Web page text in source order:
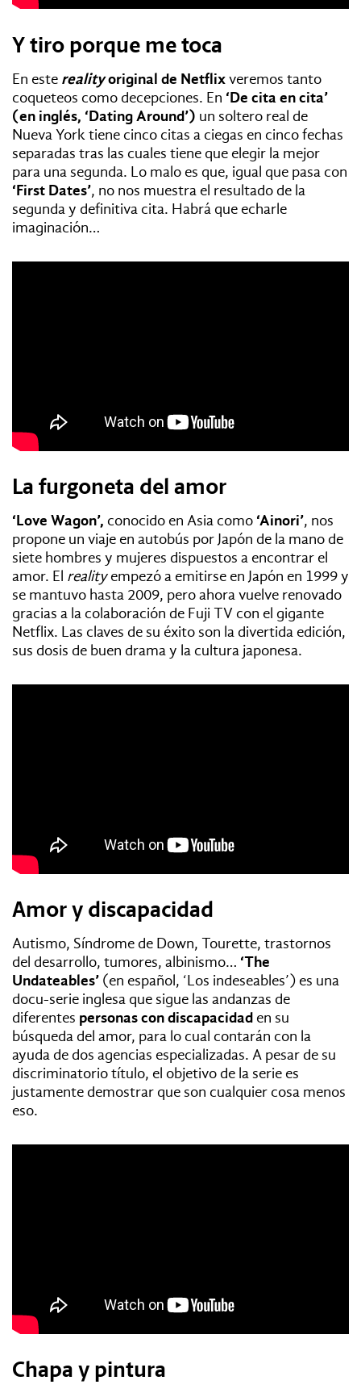
Y tiro porque me toca
En este realityoriginal de Netflixveremos tanto
coqueteos como decepciones. En ‘De cita en cita’
(en inglés, ‘Dating Around’) un soltero real de
Nueva York tiene cinco citas a ciegas en cinco fechas
separadas tras las cuales tiene que elegir la mejor
para una segunda. Lo malo es que, igual que pasa con
‘First Dates’, no nos muestra el resultado de la
segunda y definitiva cita. Habrá que echarle
imaginación…
La furgoneta del amor
‘Love Wagon’, conocido en Asia como ‘Ainori’, nos
propone un viaje en autobús por Japón de la mano de
siete hombres y mujeres dispuestos a encontrar el
amor. El realityempezó a emitirse en Japón en 1999 y
se mantuvo hasta 2009, pero ahora vuelve renovado
gracias a la colaboración de Fuji TV con el gigante
Netflix. Las claves de su éxito son la divertida edición,
sus dosis de buen drama y la cultura japonesa.
Amor y discapacidad
Autismo, Síndrome de Down, Tourette, trastornos
del desarrollo, tumores, albinismo… ‘The
Undateables’ (en español, ‘Los indeseables’) es una
docu-serie inglesa que sigue las andanzas de
diferentes personas con discapacidad en su
búsqueda del amor, para lo cual contarán con la
ayuda de dos agencias especializadas. A pesar de su
discriminatorio título, el objetivo de la serie es
justamente demostrar que son cualquier cosa menos
eso.
Chapa y pintura